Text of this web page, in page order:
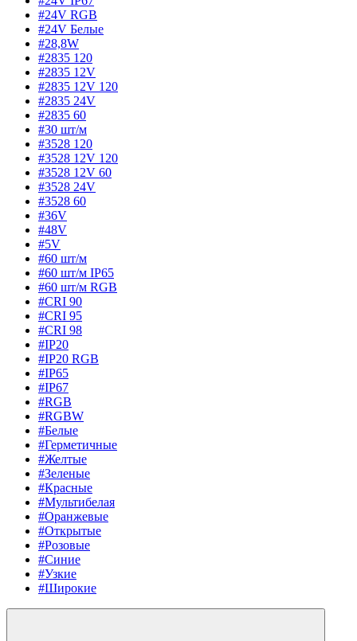
#24V RGB
#24V Белые
#28,8W
#2835 120
#2835 12V
#2835 12V 120
#2835 24V
#2835 60
#30 шт/м
#3528 120
#3528 12V 120
#3528 12V 60
#3528 24V
#3528 60
#36V
#48V
#5V
#60 шт/м
#60 шт/м IP65
#60 шт/м RGB
#CRI 90
#CRI 95
#CRI 98
#IP20
#IP20 RGB
#IP65
#IP67
#RGB
#RGBW
#Белые
#Герметичные
#Желтые
#Зеленые
#Красные
#Мультибелая
#Оранжевые
#Открытые
#Розовые
#Синие
#Узкие
#Широкие